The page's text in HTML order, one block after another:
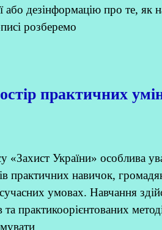
або дезінформацію про те, як
розберемо
практичних
«Захист України» особлива
практичних навичок,
умовах. Навчання
та практикоорієнтованих